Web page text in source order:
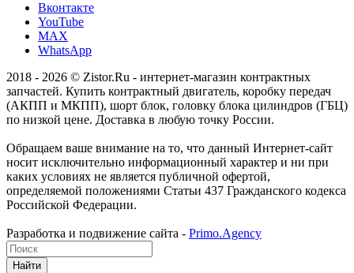
Вконтакте
YouTube
MAX
WhatsApp
2018 - 2026 © Zistor.Ru - интернет-магазин контрактных
запчастей. Купить контрактный двигатель, коробку передач
(АКПП и МКПП), шорт блок, головку блока цилиндров (ГБЦ)
по низкой цене. Доставка в любую точку России.
Обращаем ваше внимание на то, что данный Интернет-сайт
носит исключительно информационный характер и ни при
каких условиях не является публичной офертой,
определяемой положениями Статьи 437 Гражданского кодекса
Российской Федерации.
Разработка и подвижение сайта - Primo.Agency
Найти